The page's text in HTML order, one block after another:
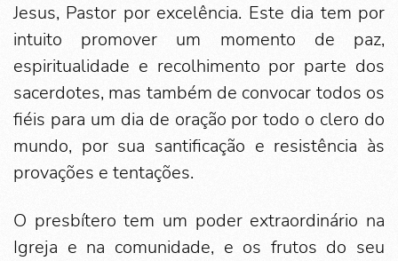
Jesus, Pastor por excelência. Este dia tem por
intuito promover um momento de paz,
espiritualidade e recolhimento por parte dos
sacerdotes, mas também de convocar todos os
fiéis para um dia de oração por todo o clero do
mundo, por sua santificação e resistência às
provações e tentações.
O presbítero tem um poder extraordinário na
Igreja e na comunidade, e os frutos do seu